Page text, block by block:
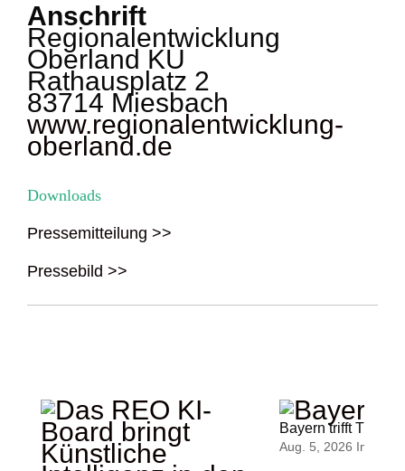
Anschrift
Regionalentwicklung
Oberland KU
Rathausplatz 2
83714 Miesbach
www.regionalentwicklung-
oberland.de
Downloads
Pressemitteilung >>
Pressebild >>
Bayern trifft Tirol
Aug. 5, 2026